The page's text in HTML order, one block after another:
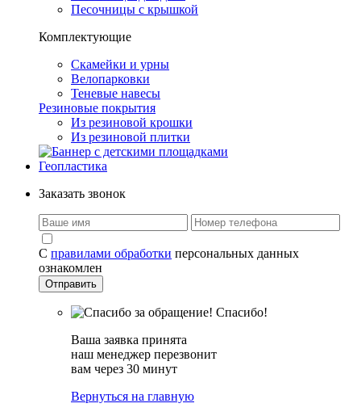
Песочницы с крышкой
Комплектующие
Скамейки и урны
Велопарковки
Теневые навесы
Резиновые покрытия
Из резиновой крошки
Из резиновой плитки
Геопластика
Заказать звонок
С правилами обработки персональных данных
ознакомлен
Спасибо!
Ваша заявка принята
наш менеджер перезвонит
вам через 30 минут
Вернуться на главную